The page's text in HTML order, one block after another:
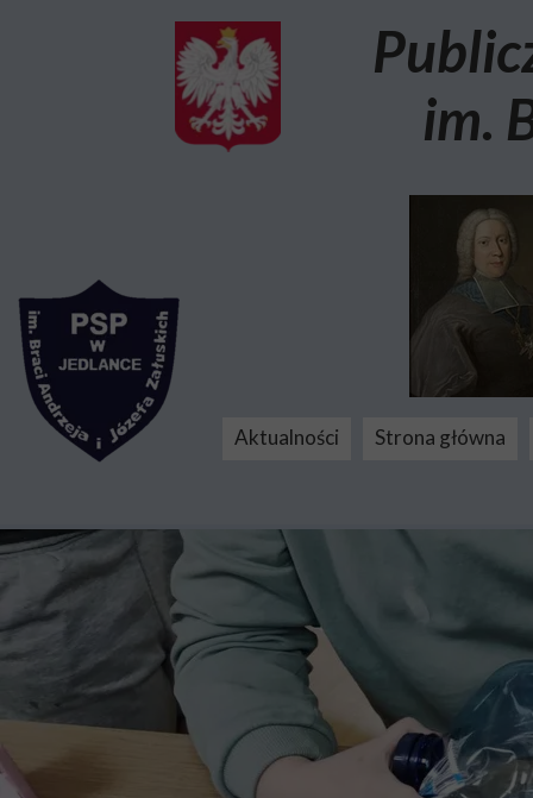
Aktualności Strona główna
im.